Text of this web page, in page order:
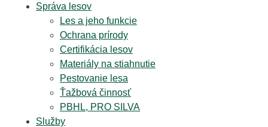
Správa lesov
Les a jeho funkcie
Ochrana prírody
Certifikácia lesov
Materiály na stiahnutie
Pestovanie lesa
Ťažbová činnosť
PBHL, PRO SILVA
Služby